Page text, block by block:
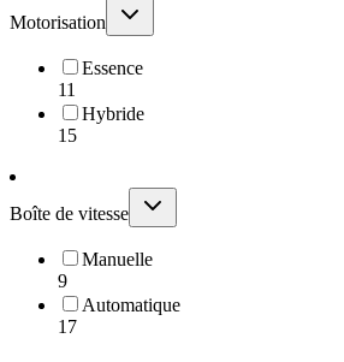
Motorisation
Essence
11
Hybride
15
Boîte de vitesse
Manuelle
9
Automatique
17